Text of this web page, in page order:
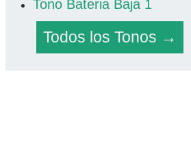
Tono Bateria Baja 1
Todos los Tonos →